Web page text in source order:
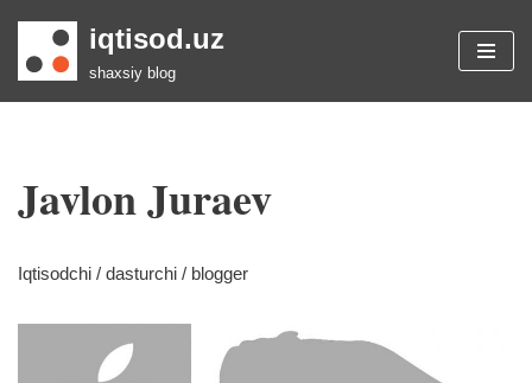
Skip
iqtisod.uz
shaxsiy blog
Javlon Juraev
Iqtisodchi / dasturchi / blogger